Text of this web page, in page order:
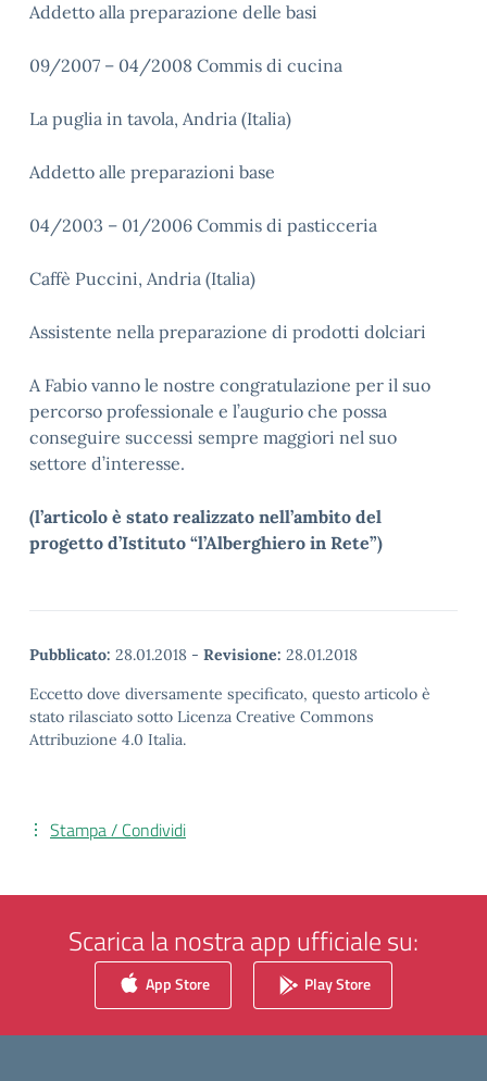
Addetto alla preparazione delle basi
09/2007 – 04/2008 Commis di cucina
La puglia in tavola, Andria (Italia)
Addetto alle preparazioni base
04/2003 – 01/2006 Commis di pasticceria
Caffè Puccini, Andria (Italia)
Assistente nella preparazione di prodotti dolciari
A Fabio vanno le nostre congratulazione per il suo
percorso professionale e l’augurio che possa
conseguire successi sempre maggiori nel suo
settore d’interesse.
(l’articolo è stato realizzato nell’ambito del
progetto d’Istituto “l’Alberghiero in Rete”)
Pubblicato: 28.01.2018 - Revisione: 28.01.2018
Eccetto dove diversamente specificato, questo articolo è
stato rilasciato sotto Licenza Creative Commons
Attribuzione 4.0 Italia.
Stampa / Condividi
Scarica la nostra app ufficiale su:
App Store Play Store